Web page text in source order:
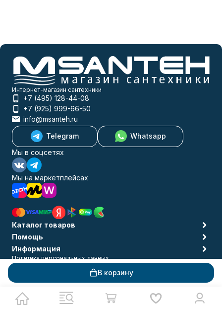
В корзину
Интернет-магазин сантехники
+7 (495) 128-44-08
+7 (925) 999-66-50
info@msanteh.ru
Telegram
Whatsapp
Мы в соцсетях
Мы на маркетплейсах
Каталог товаров
Помощь
Информация
Политика персональных данных
© 2009-2026 MSANTEH